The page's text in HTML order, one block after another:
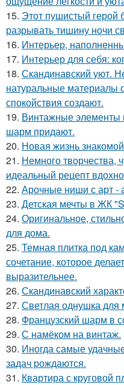
15. Этот пушистый герой
разрывать тишину ночи
16. Интерьер,
17. Интерьер для себя:
18. Скандинавский уют.
натуральные материалы
спокойствия создают.
19. Винтажные элементы
шарм придают.
20. Новая жизнь
21. Немного творчества,
идеальный рецепт
22. Арочные ниши с арт -
23. Детская мечты в ЖК
24. Оригинальное,
для дома.
25. Темная плитка под
сочетание, которое
выразительнее.
26. Скандинавский
27. Светлая однушка для
28. Французский шарм в
29. С намёком на винтаж.
30. Иногда самые
задач рождаются.
31. Квартира с круговой